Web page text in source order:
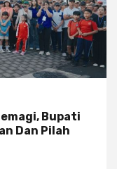
Bupati
Dan Pilah